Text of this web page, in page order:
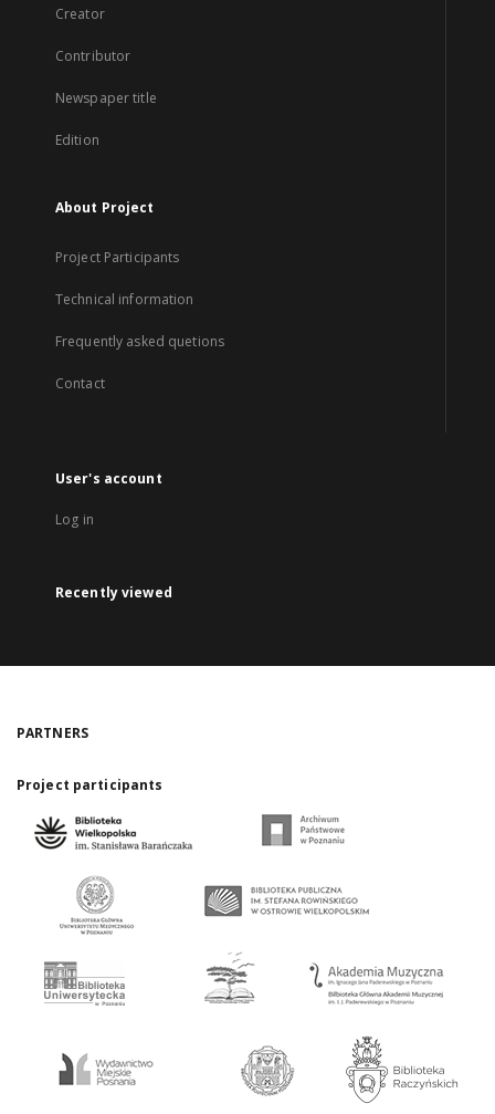
Creator
Contributor
Newspaper title
Edition
About Project
Project Participants
Technical information
Frequently asked quetions
Contact
User's account
Log in
Recently viewed
PARTNERS
Project participants